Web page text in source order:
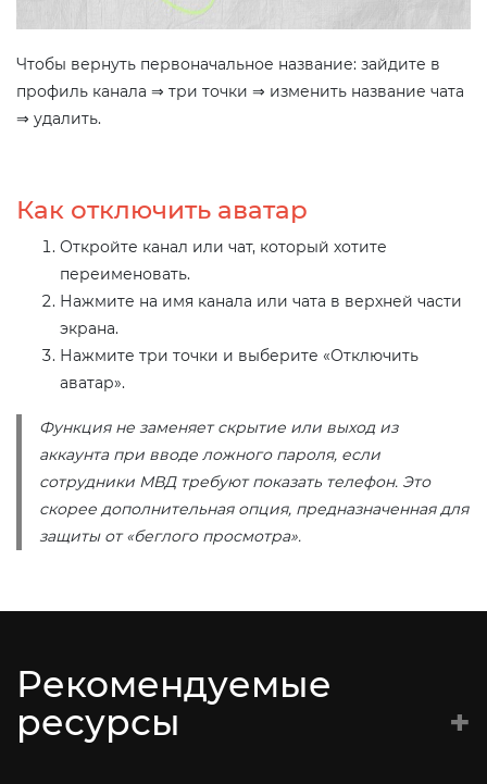
Чтобы вернуть первоначальное название: зайдите в
профиль канала ⇒ три точки ⇒ изменить название чата
⇒ удалить.
Как отключить аватар
Откройте канал или чат, который хотите
переименовать.
Нажмите на имя канала или чата в верхней части
экрана.
Нажмите три точки и выберите «Отключить
аватар».
Функция не заменяет скрытие или выход из
аккаунта при вводе ложного пароля, если
сотрудники МВД требуют показать телефон. Это
скорее дополнительная опция, предназначенная для
защиты от «беглого просмотра».
Рекомендуемые
ресурсы